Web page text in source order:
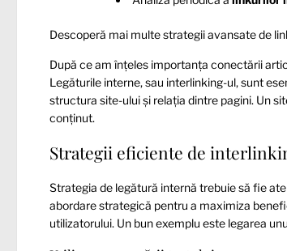
Descoperă mai multe strategii avansate de
După ce am înțeles importanța conectării
Legăturile interne, sau interlinking-ul, sunt
structura site-ului și relația dintre pagini. Un
conținut.
Strategii eficiente de
Strategia de legătură internă trebuie să fie
abordare strategică pentru a maximiza
utilizatorului. Un bun exemplu este legarea